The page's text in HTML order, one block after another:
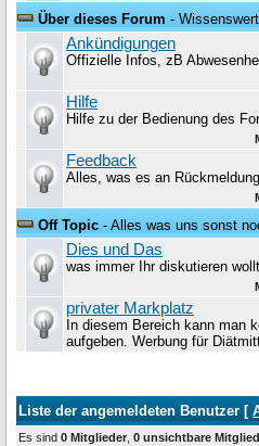
Über dieses Forum -
Ankündigungen
Offizielle Infos, zB
Hilfe
Hilfe zu der Bedienung des
Feedback
Alles, was es an
Off Topic - Alles was uns sonst
Dies und Das
was immer Ihr diskutieren wollt
privater Markplatz
In diesem Bereich kann man
aufgeben. Werbung für
Liste der angemeldeten Benutzer [
Es sind 0 Mitglieder 0 unsichtbare